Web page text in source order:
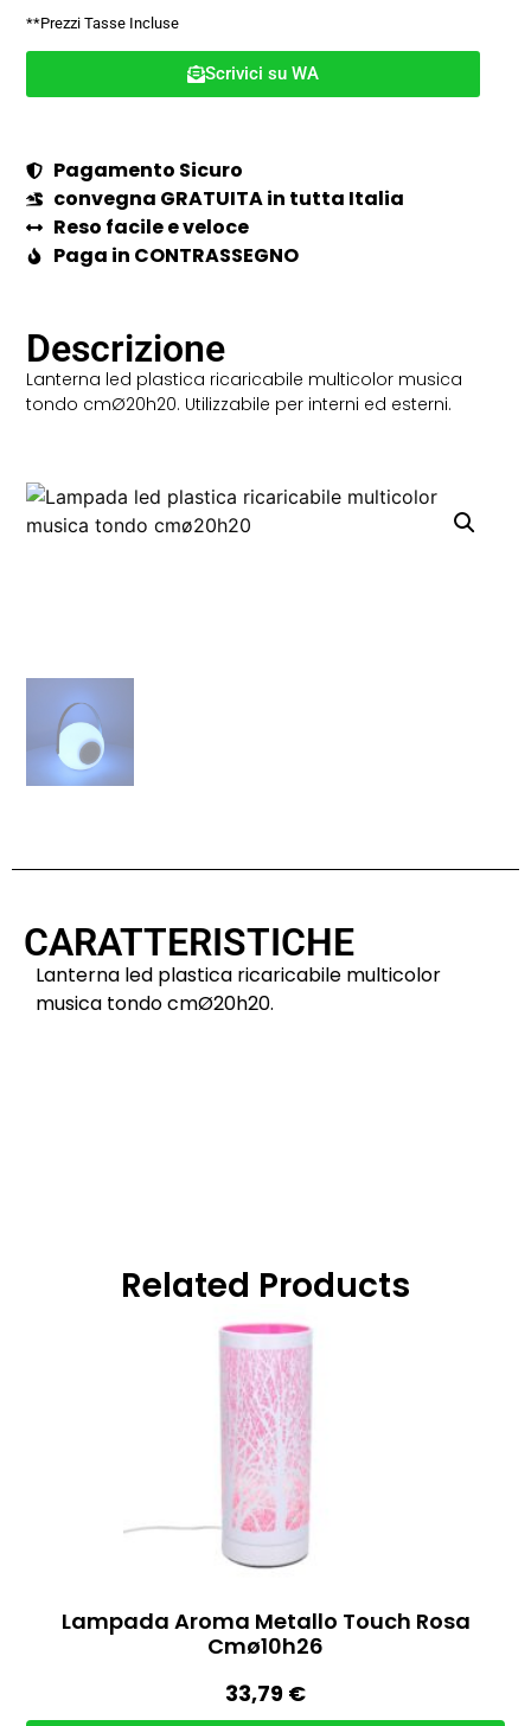
**Prezzi Tasse Incluse
Scrivici su WA
Pagamento Sicuro
convegna GRATUITA in tutta Italia
Reso facile e veloce
Paga in CONTRASSEGNO
Descrizione
Lanterna led plastica ricaricabile multicolor musica
tondo cmØ20h20. Utilizzabile per interni ed esterni.
CARATTERISTICHE
Lanterna led plastica ricaricabile multicolor
musica tondo cmØ20h20.
Related Products
Lampada Aroma Metallo Touch Rosa
Cmø10h26
33,79 €